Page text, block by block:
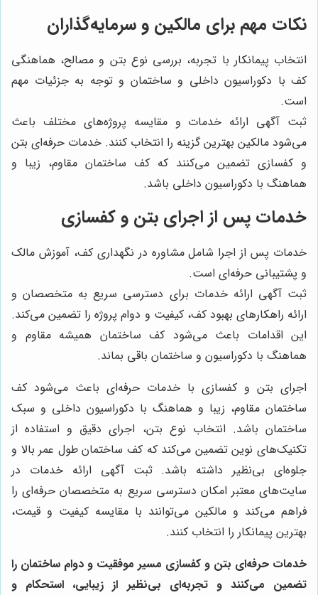
نکات مهم برای مالکین و سرمایه‌گذاران
انتخاب پیمانکار با تجربه، بررسی نوع بتن و مصالح، هماهنگی
کف با دکوراسیون داخلی و ساختمان و توجه به جزئیات مهم
است.
ثبت آگهی ارائه خدمات و مقایسه پروژه‌های مختلف باعث
می‌شود مالکین بهترین گزینه را انتخاب کنند. خدمات حرفه‌ای بتن
و کفسازی تضمین می‌کنند که کف ساختمان مقاوم، زیبا و
هماهنگ با دکوراسیون داخلی باشد.
خدمات پس از اجرای بتن و کفسازی
خدمات پس از اجرا شامل مشاوره در نگهداری کف، آموزش مالک
و پشتیبانی حرفه‌ای است.
ثبت آگهی ارائه خدمات برای دسترسی سریع به متخصصان و
ارائه راهکارهای بهبود کف، کیفیت و دوام پروژه را تضمین می‌کند.
این اقدامات باعث می‌شود کف ساختمان همیشه مقاوم و
هماهنگ با دکوراسیون و ساختمان باقی بماند.
اجرای بتن و کفسازی با خدمات حرفه‌ای باعث می‌شود کف
ساختمان مقاوم، زیبا و هماهنگ با دکوراسیون داخلی و سبک
ساختمان باشد. انتخاب نوع بتن، اجرای دقیق و استفاده از
تکنیک‌های نوین تضمین می‌کند که کف ساختمان طول عمر بالا و
جلوه‌ای بی‌نظیر داشته باشد. ثبت آگهی ارائه خدمات در
سایت‌های معتبر امکان دسترسی سریع به متخصصان حرفه‌ای را
فراهم می‌کند و مالکین می‌توانند با مقایسه کیفیت و قیمت،
بهترین پیمانکار را انتخاب کنند.
خدمات حرفه‌ای بتن و کفسازی مسیر موفقیت و دوام ساختمان را
تضمین می‌کنند و تجربه‌ای بی‌نظیر از زیبایی، استحکام و